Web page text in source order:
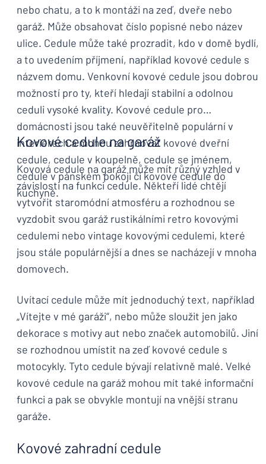
nebo chatu, a to k montáži na zeď, dveře nebo
garáž. Může obsahovat číslo popisné nebo název
ulice. Cedule může také prozradit, kdo v domě bydlí,
a to uvedením příjmení, například kovové cedule s
názvem domu. Venkovní kovové cedule jsou dobrou
možností pro ty, kteří hledají stabilní a odolnou
ceduli vysoké kvality. Kovové cedule pro
domácnosti jsou také neuvěřitelně populární v
interiérech a mohou zahrnovat kovové dveřní
cedule, cedule v koupelně, cedule se jménem,
cedule v pánském pokoji či kovové cedule do
kuchyně.
Kovové cedule na garáž
Kovová cedule na garáž může mít různý vzhled v
závislosti na funkci cedule. Někteří lidé chtějí
vytvořit staromódní atmosféru a rozhodnou se
vyzdobit svou garáž rustikálními retro kovovými
cedulemi nebo vintage kovovými cedulemi, které
jsou stále populárnější a dnes se nacházejí v mnoha
domovech.
Uvítací cedule může mít jednoduchý text, například
„Vítejte v mé garáži“, nebo může sloužit jen jako
dekorace s motivy aut nebo značek automobilů. Jiní
se rozhodnou umístit na zeď kovové cedule s
motocykly. Tyto cedule bývají relativně malé. Velké
kovové cedule na garáž mohou mít také informační
funkci a pak se obvykle montují na vnější stranu
garáže.
Kovové zahradní cedule